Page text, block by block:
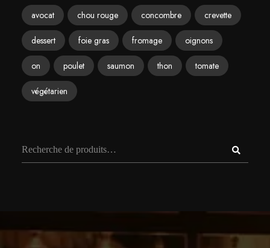
avocat chou rouge concombre crevette
dessert foie gras fromage oignons
on poulet saumon thon tomate
végétarien